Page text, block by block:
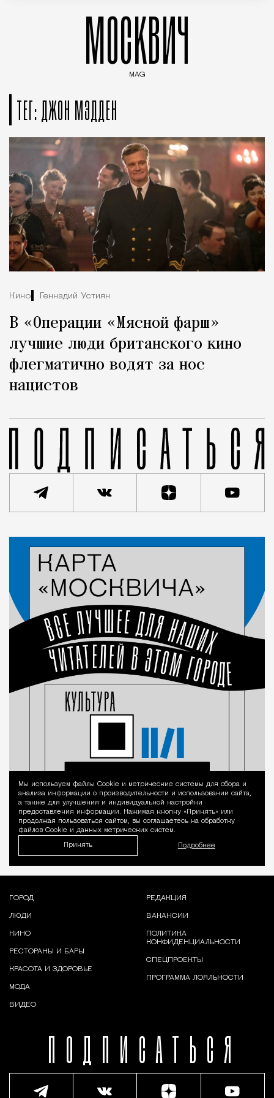
МОСКВИЧ
MAG
ТЕГ: ДЖОН МЭДДЕН
Кино Геннадий Устиян
В «Операции «Мясной фарш»
лучшие люди британского кино
флегматично водят за нос
нацистов
Уведомление
Мы используем файлы Сookie и метрические системы для сбора и
анализа информации о производительности и использовании сайта,
а также для улучшения и индивидуальной настройки
предоставления информации. Нажимая кнопку «Принять» или
продолжая пользоваться сайтом, вы соглашаетесь на обработку
файлов Cookie и данных метрических систем.
Принять Подробнее
ПОДПИСАТЬСЯ
ГОРОД
ЛЮДИ
КИНО
РЕСТОРАНЫ И БАРЫ
КРАСОТА И ЗДОРОВЬЕ
МОДА
ВИДЕО
РЕДАКЦИЯ
ВАКАНСИИ
ПОЛИТИКА
КОНФИДЕНЦИАЛЬНОСТИ
СПЕЦПРОЕКТЫ
ПРОГРАММА ЛОЯЛЬНОСТИ